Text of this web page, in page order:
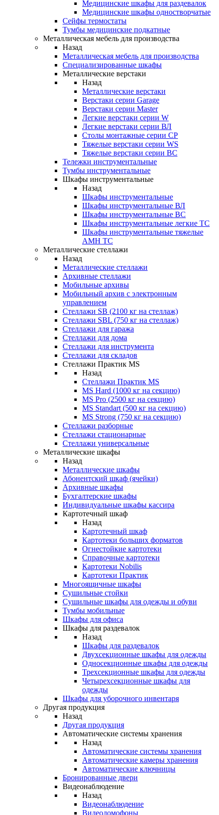
Медицинские шкафы для раздевалок
Медицинские шкафы одностворчатые
Сейфы термостаты
Тумбы медицинские подкатные
Металлическая мебель для производства
Назад
Металлическая мебель для производства
Cпециализированные шкафы
Металлические верстаки
Назад
Металлические верстаки
Верстаки серии Garage
Верстаки серии Master
Легкие верстаки серии W
Легкие верстаки серии ВЛ
Столы монтажные серии СР
Тяжелые верстаки серии WS
Тяжелые верстаки серии ВС
Тележки инструментальные
Тумбы инструментальные
Шкафы инструментальные
Назад
Шкафы инструментальные
Шкафы инструментальные ВЛ
Шкафы инструментальные ВС
Шкафы инструментальные легкие ТС
Шкафы инструментальные тяжелые
AMH TC
Металлические стеллажи
Назад
Металлические стеллажи
Архивные стеллажи
Мобильные архивы
Мобильный архив с электронным
управлением
Стеллажи SB (2100 кг на стеллаж)
Стеллажи SBL (750 кг на стеллаж)
Стеллажи для гаража
Стеллажи для дома
Стеллажи для инструмента
Стеллажи для складов
Стеллажи Практик MS
Назад
Стеллажи Практик MS
MS Hard (1000 кг на секцию)
MS Pro (2500 кг на секцию)
MS Standart (500 кг на секцию)
MS Strong (750 кг на секцию)
Стеллажи разборные
Стеллажи стационарные
Стеллажи универсальные
Металлические шкафы
Назад
Металлические шкафы
Абонентский шкаф (ячейки)
Архивные шкафы
Бухгалтерские шкафы
Индивидуальные шкафы кассира
Картотечный шкаф
Назад
Картотечный шкаф
Картотеки больших форматов
Огнестойкие картотеки
Справочные картотеки
Картотеки Nobilis
Картотеки Практик
Многоящичные шкафы
Сушильные стойки
Сушильные шкафы для одежды и обуви
Тумбы мобильные
Шкафы для офиса
Шкафы для раздевалок
Назад
Шкафы для раздевалок
Двухсекционные шкафы для одежды
Односекционные шкафы для одежды
Трехсекционные шкафы для одежды
Четырехсекционные шкафы для
одежды
Шкафы для уборочного инвентаря
Другая продукция
Назад
Другая продукция
Автоматические системы хранения
Назад
Автоматические системы хранения
Автоматические камеры хранения
Автоматические ключницы
Бронированные двери
Видеонаблюдение
Назад
Видеонаблюдение
Видеодомофоны